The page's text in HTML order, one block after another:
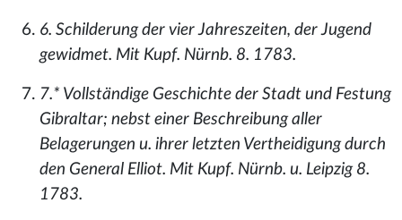
6. Schilderung der vier Jahreszeiten, der Jugend
gewidmet. Mit Kupf. Nürnb. 8. 1783.
7.* Vollständige Geschichte der Stadt und Festung
Gibraltar; nebst einer Beschreibung aller
Belagerungen u. ihrer letzten Vertheidigung durch
den General Elliot. Mit Kupf. Nürnb. u. Leipzig 8.
1783.